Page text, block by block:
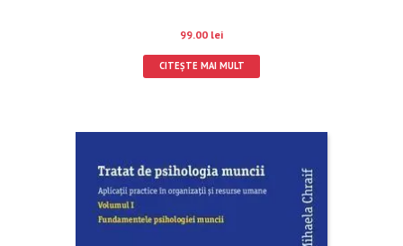
99.00 lei
CITEȘTE MAI MULT